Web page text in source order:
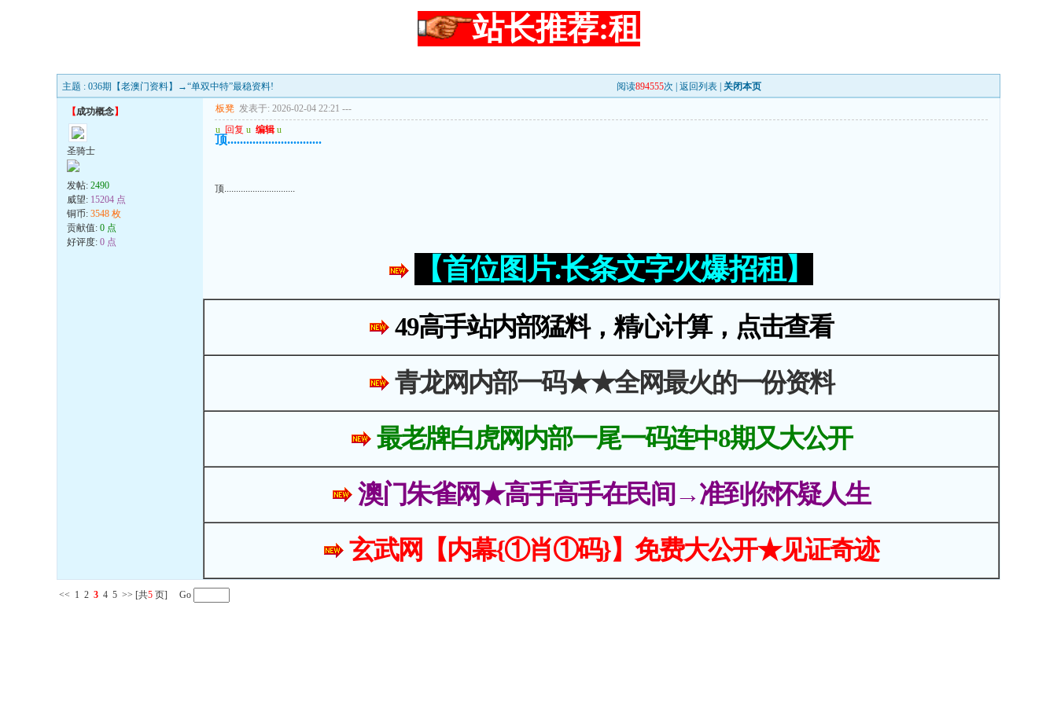
站长推荐:租
主题 : 036期【老澳门资料】→“单双中特”最稳资料! 阅读894555次 | 返回列表 关闭本页
【成功概念】
圣骑士
发帖: 2490
威望: 15204 点
铜币: 3548 枚
贡献值: 0 点
好评度: 0 点
板凳 发表于: 2026-02-04 22:21 ---
u 回复 u 编辑 u
顶..............................
顶..............................
【首位图片.长条文字火爆招租】
49高手站内部猛料，精心计算，点击查看
青龙网内部一码★★全网最火的一份资料
最老牌白虎网内部一尾一码连中8期又大公开
澳门朱雀网★高手高手在民间→准到你怀疑人生
玄武网【内幕{①肖①码}】免费大公开★见证奇迹
<< 1 2 3 4 5 >> [共5 页] Go